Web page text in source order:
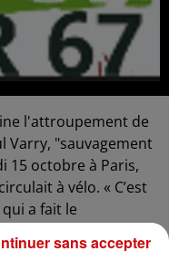
l'attroupement de
Varry, "sauvagement
15 octobre à Paris,
à vélo. « C’est
a fait le
fils. L’auteur des
pour meurtre.
sans accepter